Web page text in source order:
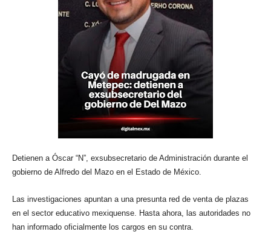
Detienen a Óscar “N”, exsubsecretario de Administración durante el
gobierno de Alfredo del Mazo en el Estado de México.
Las investigaciones apuntan a una presunta red de venta de plazas
en el sector educativo mexiquense. Hasta ahora, las autoridades no
han informado oficialmente los cargos en su contra.